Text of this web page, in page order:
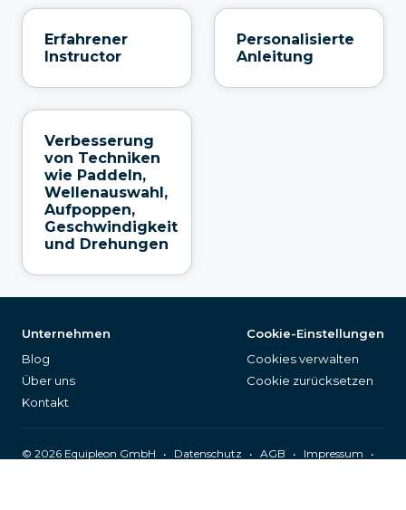
Erfahrener
Instructor
Personalisierte
Anleitung
Verbesserung
von Techniken
wie Paddeln,
Wellenauswahl,
Aufpoppen,
Geschwindigkeit
und Drehungen
Unternehmen
Blog
Über uns
Kontakt
Cookie-Einstellungen
Cookies verwalten
Cookie zurücksetzen
© 2026 Equipleon GmbH • Datenschutz • AGB • Impressum
•